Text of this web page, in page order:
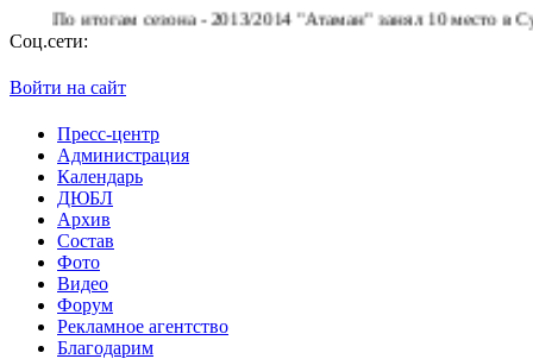
По итогам сезона - 2013/2014 "Атаман" занял 10 место в
Соц.сети:
Войти на сайт
Пресс-центр
Администрация
Календарь
ДЮБЛ
Архив
Состав
Фото
Видео
Форум
Рекламное агентство
Благодарим